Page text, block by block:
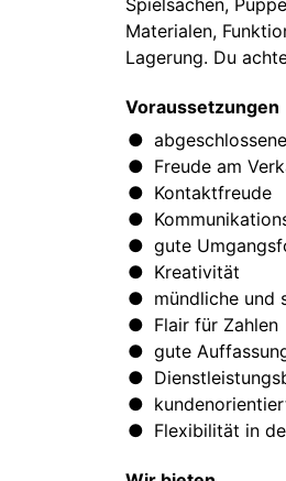
Spielsachen,
Materialen,
Lagerung. Du
Voraussetzungen
Freude am
Kontaktfreude
gute
Kreativität
mündliche
Flair für Zahlen
gute
Flexibilität in